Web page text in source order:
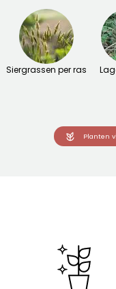
Siergrassen per ras
Planten